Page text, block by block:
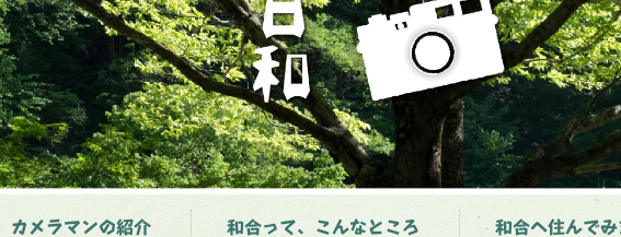
カメラマンの紹介 和合って、こんなところ 和合へ住んで